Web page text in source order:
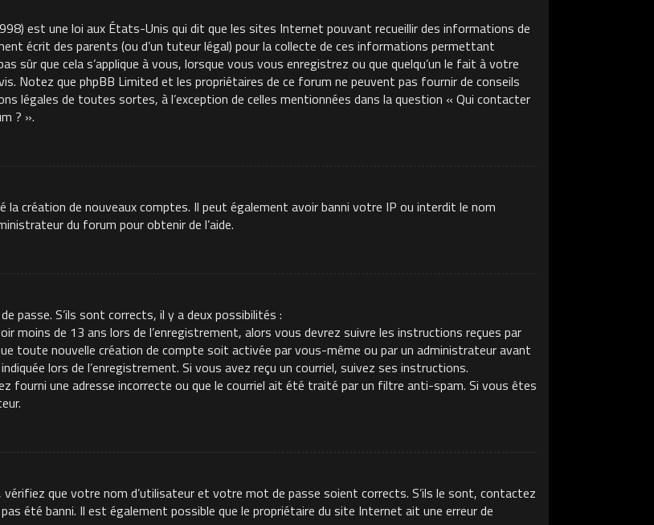
est une loi aux États-Unis qui dit que les sites Internet pouvant recueillir des informations de
écrit des parents (ou d’un tuteur légal) pour la collecte de ces informations permettant
sûr que cela s’applique à vous, lorsque vous vous enregistrez ou que quelqu’un le fait à votre
Notez que phpBB Limited et les propriétaires de ce forum ne peuvent pas fournir de conseils
légales de toutes sortes, à l’exception de celles mentionnées dans la question « Qui contacter
? ».
création de nouveaux comptes. Il peut également avoir banni votre IP ou interdit le nom
du forum pour obtenir de l’aide.
passe. S’ils sont corrects, il y a deux possibilités :
moins de 13 ans lors de l’enregistrement, alors vous devrez suivre les instructions reçues par
toute nouvelle création de compte soit activée par vous-même ou par un administrateur avant
lors de l’enregistrement. Si vous avez reçu un courriel, suivez ses instructions.
fourni une adresse incorrecte ou que le courriel ait été traité par un filtre anti-spam. Si vous êtes
vérifiez que votre nom d’utilisateur et votre mot de passe soient corrects. S’ils le sont, contactez
été banni. Il est également possible que le propriétaire du site Internet ait une erreur de